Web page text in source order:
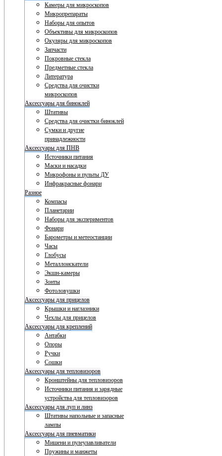
Камеры для микроскопов
Микропрепараты
Наборы для опытов
Объективы для микроскопов
Окуляры для микроскопов
Запчасти
Покровные стекла
Предметные стекла
Литература
Средства для очистки
микроскопов
Аксессуары для биноклей
Штативы
Средства для очистки биноклей
Сумки и другие
принадлежности
Аксессуары для ПНВ
Источники питания
Маски и насадки
Микрофоны и пульты ДУ
Инфракрасные фонари
Разное
Компасы
Планетарии
Наборы для экспериментов
Фонари
Барометры и метеостанции
Часы
Глобусы
Металлоискатели
Экшн-камеры
Зонты
Фотоловушки
Аксессуары для прицелов
Крышки и наглазники
Чехлы для прицелов
Аксессуары для креплений
Антабки
Опоры
Ручки
Сошки
Аксессуары для тепловизоров
Кронштейны для тепловизоров
Источники питания и зарядные
устройства для тепловизоров
Аксессуары для луп и линз
Штативы напольные и запасные
лампы
Аксессуары для пневматики
Мишени и пулеулавливатели
Пружины и манжеты